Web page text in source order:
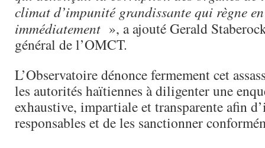
climat d’impunité grandissante qui règne
immédiatement », a ajouté Gerald
général de l’OMCT.
L’Observatoire dénonce fermement cet
les autorités haïtiennes à diligenter une
exhaustive, impartiale et transparente afin
responsables et de les sanctionner